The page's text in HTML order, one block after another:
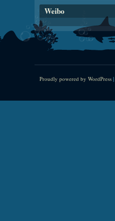
Weibo
Proudly powered by WordPress |